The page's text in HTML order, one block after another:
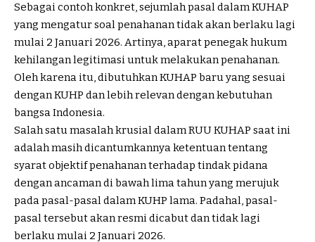
Sebagai contoh konkret, sejumlah pasal dalam KUHAP
yang mengatur soal penahanan tidak akan berlaku lagi
mulai 2 Januari 2026. Artinya, aparat penegak hukum
kehilangan legitimasi untuk melakukan penahanan.
Oleh karena itu, dibutuhkan KUHAP baru yang sesuai
dengan KUHP dan lebih relevan dengan kebutuhan
bangsa Indonesia.
Salah satu masalah krusial dalam RUU KUHAP saat ini
adalah masih dicantumkannya ketentuan tentang
syarat objektif penahanan terhadap tindak pidana
dengan ancaman di bawah lima tahun yang merujuk
pada pasal-pasal dalam KUHP lama. Padahal, pasal-
pasal tersebut akan resmi dicabut dan tidak lagi
berlaku mulai 2 Januari 2026.